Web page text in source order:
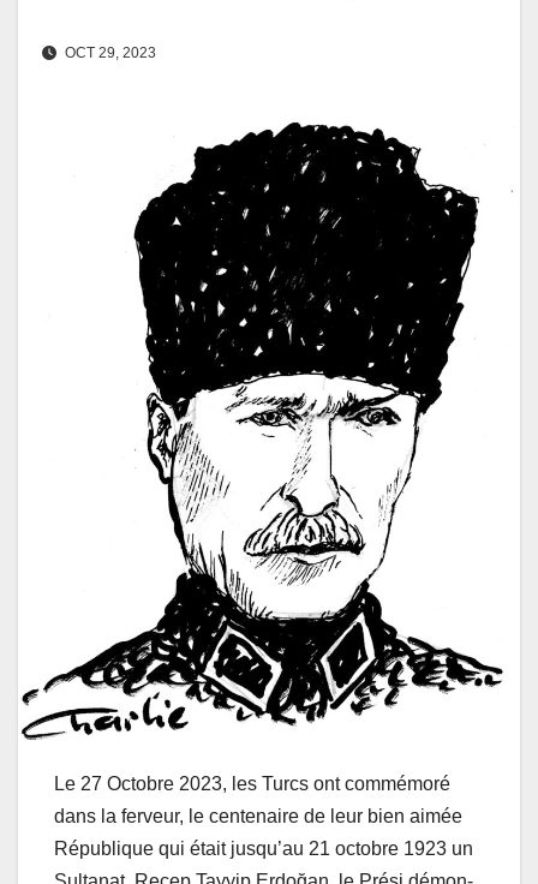
OCT 29, 2023
Le 27 Octobre 2023, les Turcs ont commémoré
dans la ferveur, le centenaire de leur bien aimée
République qui était jusqu’au 21 octobre 1923 un